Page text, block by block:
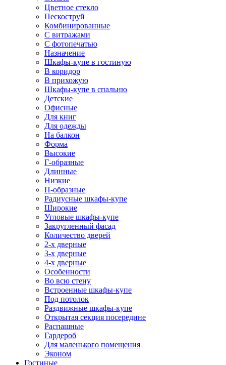
Цветное стекло
Пескоструй
Комбинированные
С витражами
С фотопечатью
Назначение
Шкафы-купе в гостиную
В коридор
В прихожую
Шкафы-купе в спальню
Детские
Офисные
Для книг
Для одежды
На балкон
Форма
Высокие
Г-образные
Длинные
Низкие
П-образные
Радиусные шкафы-купе
Широкие
Угловые шкафы-купе
Закругленный фасад
Количество дверей
2-х дверные
3-х дверные
4-х дверные
Особенности
Во всю стену
Встроенные шкафы-купе
Под потолок
Раздвижные шкафы-купе
Открытая секция посередине
Распашные
Гардероб
Для маленького помещения
Эконом
Гостиные